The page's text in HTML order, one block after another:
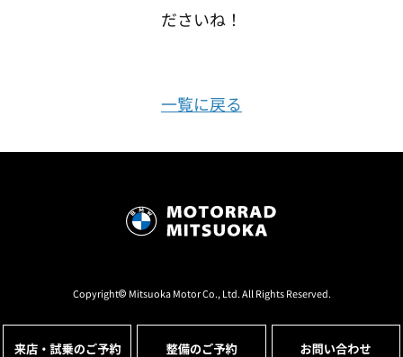
ださいね！
一覧に戻る
Copyright© Mitsuoka Motor Co., Ltd. All Rights Reserved.